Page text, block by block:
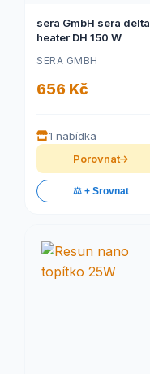
sera GmbH sera delta
heater DH 150 W
SERA GMBH
656 Kč
1 nabídka
Porovnat
⚖️ + Srovnat